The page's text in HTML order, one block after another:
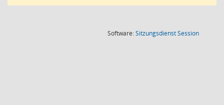
Software:SitzungsdienstSession(Wird in